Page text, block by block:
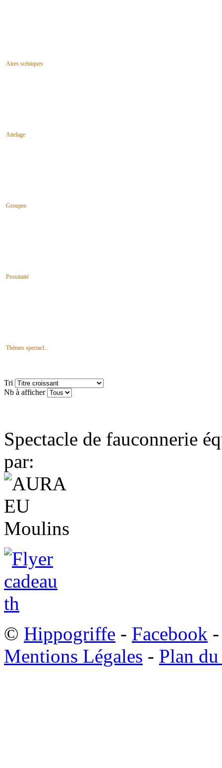
Aires scéniques
Attelage
Groupes
Proximité
Thèmes spectacl...
Tri
Nb à afficher
Spectacle de fauconnerie
par:
© Hippogriffe - Facebook
Mentions Légales - Plan